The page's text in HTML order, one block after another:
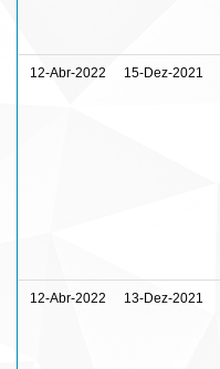
12-Abr-2022 15-Dez-2021
12-Abr-2022 13-Dez-2021